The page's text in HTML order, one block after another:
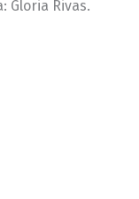
Gloria Rivas.